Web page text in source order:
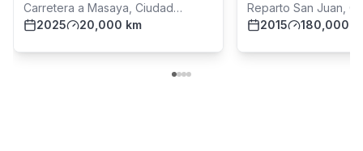
Carretera a Masaya, Ciudad
Managua
2025 20,000 km
Reparto San Juan,
Managua
2015 180,000